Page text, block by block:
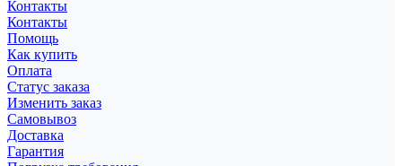
Контакты
Контакты
Помощь
Как купить
Оплата
Статус заказа
Изменить заказ
Самовывоз
Доставка
Гарантия